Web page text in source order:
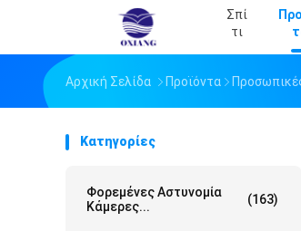
Σπί
Τι
Αρχική Σελίδα Προϊόντα
Κατηγορίες
Φορεμένες Αστυνομία
Κάμερες...
(163)